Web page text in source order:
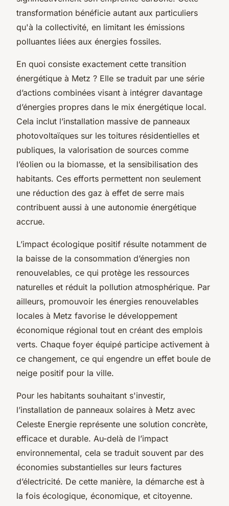
transformation bénéficie autant aux particuliers
qu'à la collectivité, en limitant les émissions
polluantes liées aux énergies fossiles.
En quoi consiste exactement cette transition
énergétique à Metz ? Elle se traduit par une série
d’actions combinées visant à intégrer davantage
d’énergies propres dans le mix énergétique local.
Cela inclut l’installation massive de panneaux
photovoltaïques sur les toitures résidentielles et
publiques, la valorisation de sources comme
l’éolien ou la biomasse, et la sensibilisation des
habitants. Ces efforts permettent non seulement
une réduction des gaz à effet de serre mais
contribuent aussi à une autonomie énergétique
accrue.
L’impact écologique positif résulte notamment de
la baisse de la consommation d’énergies non
renouvelables, ce qui protège les ressources
naturelles et réduit la pollution atmosphérique. Par
ailleurs, promouvoir les énergies renouvelables
locales à Metz favorise le développement
économique régional tout en créant des emplois
verts. Chaque foyer équipé participe activement à
ce changement, ce qui engendre un effet boule de
neige positif pour la ville.
Pour les habitants souhaitant s'investir,
l’installation de panneaux solaires à Metz avec
Celeste Energie représente une solution concrète,
efficace et durable. Au-delà de l’impact
environnemental, cela se traduit souvent par des
économies substantielles sur leurs factures
d’électricité. De cette manière, la démarche est à
la fois écologique, économique, et citoyenne.